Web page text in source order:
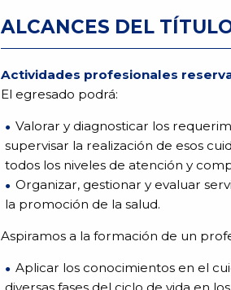
ALCANCES DEL
Actividades profesionales
El egresado podrá:
Valorar y diagnosticar los
supervisar la realización de esos
todos los niveles de atención y
Organizar, gestionar y evaluar
la promoción de la salud.
Aspiramos a la formación de un
Aplicar los conocimientos en el